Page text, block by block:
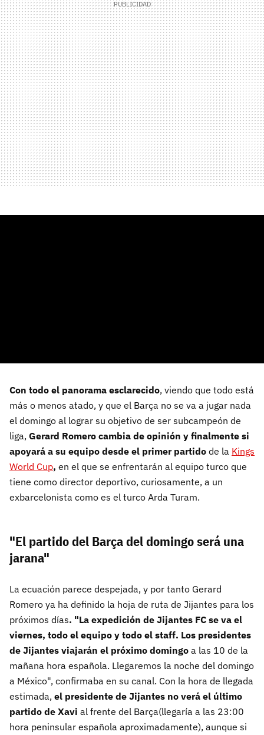
Con todo el panorama esclarecido, viendo que todo está
más o menos atado, y que el Barça no se va a jugar nada
el domingo al lograr su objetivo de ser subcampeón de
liga, Gerard Romero cambia de opinión y finalmente si
apoyará a su equipo desde el primer partido de la Kings
World Cup, en el que se enfrentarán al equipo turco que
tiene como director deportivo, curiosamente, a un
exbarcelonista como es el turco Arda Turam.
"El partido del Barça del domingo será una
jarana"
La ecuación parece despejada, y por tanto Gerard
Romero ya ha definido la hoja de ruta de Jijantes para los
próximos días. "La expedición de Jijantes FC se va el
viernes, todo el equipo y todo el staff. Los presidentes
de Jijantes viajarán el próximo domingo a las 10 de la
mañana hora española. Llegaremos la noche del domingo
a México", confirmaba en su canal. Con la hora de llegada
estimada, el presidente de Jijantes no verá el último
partido de Xavi al frente del Barça(llegaría a las 23:00
hora peninsular española aproximadamente), aunque si